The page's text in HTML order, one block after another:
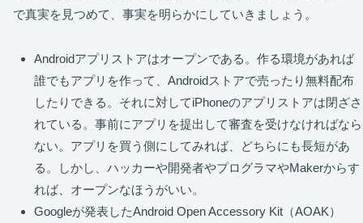
で真実を見つめて、事実を明らかにしていきましょう。
Androidアプリストアはオープンである。作る環境があれば
誰でもアプリを作って、Androidストアで売ったり無料配布
したりできる。それに対してiPhoneのアプリストアは閉ざさ
れている。事前にアプリを提出して審査を受けなければなら
ない。アプリを買う側にしてみれば、どちらにも長短があ
る。しかし、ハッカーや開発者やプログラマやMakerからす
れば、オープンなほうがいい。
Googleが発表したAndroid Open Accessory Kit（AOAK）